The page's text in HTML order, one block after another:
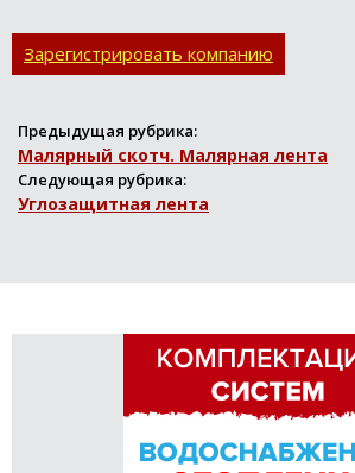
Зарегистрировать компанию
Предыдущая рубрика:
Малярный скотч. Малярная лента
Следующая рубрика:
Углозащитная лента